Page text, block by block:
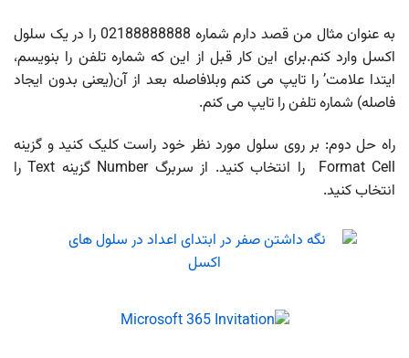
به عنوان مثال من قصد دارم شماره 02188888888 را در یک سلول
اکسل وارد کنم.برای این کار قبل از این که شماره تلفن را بنویسم،
ایتدا علامت’ را تایپ می کنم وبلافاصله بعد از آن(یعنی بدون ایجاد
فاصله) شماره تلفن را تایپ می کنم.
راه حل دوم: بر روی سلول مورد نظر خود راست کلیک کنید و گزینه
Format Cell را انتخاب کنید. از سربرگ Number گزینه Text را
انتخاب کنید.